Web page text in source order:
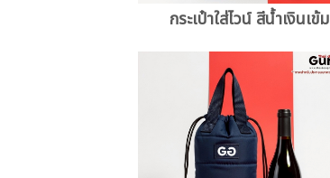
กระเป๋าใส่ไวน์ สีน้ำเงินเข้ม